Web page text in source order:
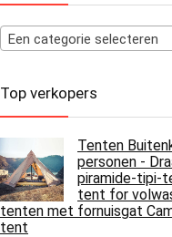
Een categorie selecteren
Top verkopers
Tenten
personen -
piramide-tipi-
tent for
tenten met fornuisgat
tent